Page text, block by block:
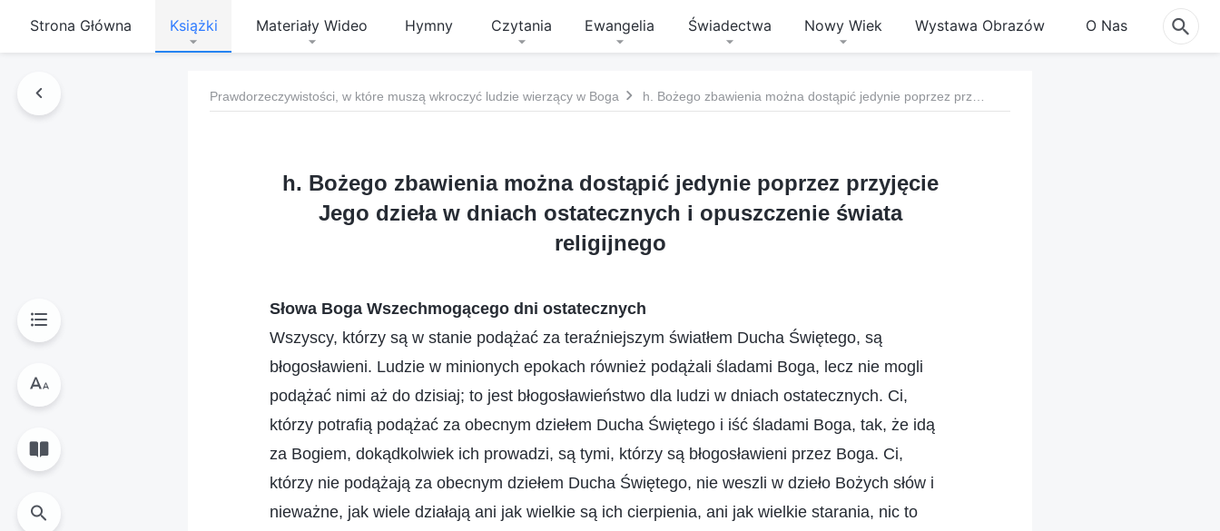
Strona Główna Książki Materiały Wideo Hymny Czytania Ewangelia Świadectwa Nowy Wiek Wystawa Obrazów O Nas
Prawdorzeczywistości, w które muszą wkroczyć ludzie wierzący w Boga
h. Bożego zbawienia można dostąpić jedynie poprzez przyjęcie
Jego dzieła w dniach ostatecznych i opuszczenie świata
religijnego
Słowa Boga Wszechmogącego dni ostatecznych
Wszyscy, którzy są w stanie podążać za teraźniejszym światłem Ducha Świętego, są
błogosławieni. Ludzie w minionych epokach również podążali śladami Boga, lecz nie mogli
podążać nimi aż do dzisiaj; to jest błogosławieństwo dla ludzi w dniach ostatecznych. Ci,
którzy potrafią podążać za obecnym dziełem Ducha Świętego i iść śladami Boga, tak, że idą
za Bogiem, dokądkolwiek ich prowadzi, są tymi, którzy są błogosławieni przez Boga. Ci,
którzy nie podążają za obecnym dziełem Ducha Świętego, nie weszli w dzieło Bożych słów i
nieważne, jak wiele działają ani jak wielkie są ich cierpienia, ani jak wielkie starania, nic to